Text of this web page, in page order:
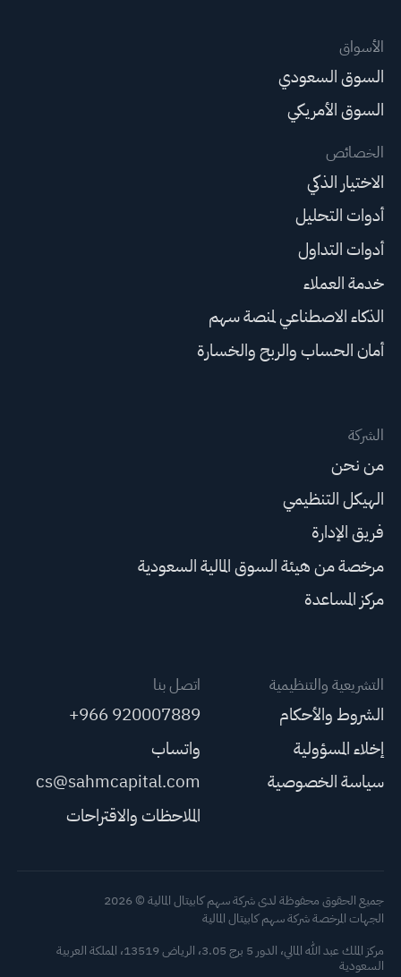
الأسواق
السوق السعودي
السوق الأمريكي
الخصائص
الاختيار الذكي
أدوات التحليل
أدوات التداول
خدمة العملاء
الذكاء الاصطناعي لمنصة سهم
أمان الحساب والربح والخسارة
الشركة
من نحن
الهيكل التنظيمي
فريق الإدارة
مرخصة من هيئة السوق المالية السعودية
مركز المساعدة
التشريعية والتنظيمية
الشروط والأحكام
إخلاء المسؤولية
سياسة الخصوصية
اتصل بنا
+966 920007889
واتساب
cs@sahmcapital.com
الملاحظات والاقتراحات
جميع الحقوق محفوظة لدى شركة سهم كابيتال المالية © 2026
الجهات المرخصة شركة سهم كابيتال المالية
مركز الملك عبد الله المالي، الدور 5 برج 3.05، الرياض 13519، المملكة العربية
السعودية